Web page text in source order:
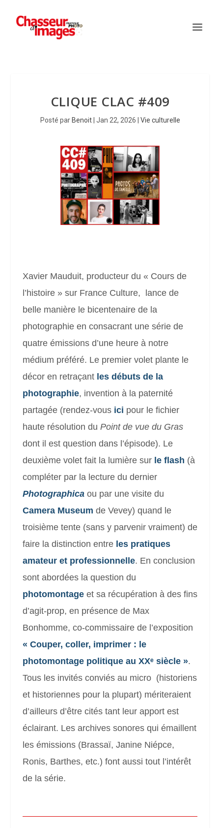
CLIQUE CLAC #409
Posté par Benoit| Jan 22, 2026 Vie culturelle
Xavier Mauduit, producteur du « Cours de
l’histoire » sur France Culture, lance de
belle manière le bicentenaire de la
photographie en consacrant une série de
quatre émissions d’une heure à notre
médium préféré. Le premier volet plante le
décor en retraçant les débuts de la
photographie, invention à la paternité
partagée (rendez-vous ici pour le fichier
haute résolution du Point de vue du Gras
dont il est question dans l’épisode). Le
deuxième volet fait la lumière sur le flash (à
compléter par la lecture du dernier
Photographica ou par une visite du
Camera Museum de Vevey) quand le
troisième tente (sans y parvenir vraiment) de
faire la distinction entre les pratiques
amateur et professionnelle. En conclusion
sont abordées la question du
photomontage et sa récupération à des fins
d’agit-prop, en présence de Max
Bonhomme, co-commissaire de l’exposition
« Couper, coller, imprimer : le
photomontage politique au XXᵉ siècle ».
Tous les invités conviés au micro (historiens
et historiennes pour la plupart) mériteraient
d’ailleurs d’être cités tant leur apport est
éclairant. Les archives sonores qui émaillent
les émissions (Brassaï, Janine Niépce,
Ronis, Barthes, etc.) font aussi tout l’intérêt
de la série.